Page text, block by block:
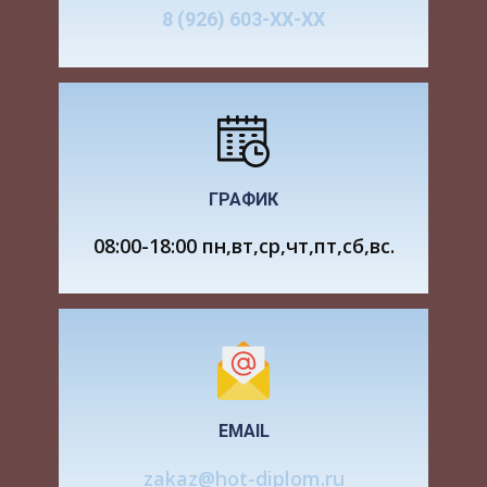
Объективной основой денежного обращения
является товарное производство и обращение
превращение товара в деньги, и дальнейшее
использование денег для приобретения новых
товаров создают возможность их постоянного
движения, т.е. обращения.
простым повторением товарного обращения.
обособленно. Так, товары после их реализации,
Деньги же, опосредствующие общи товара, не
покидают сферы обращения и вновь вступают
8 (926) 603-ХХ-ХХ
ГРАФИК
08:00-18:00 пн,вт,ср,чт,пт,сб,вс.
EMAIL
zakaz@hot-diplom.ru